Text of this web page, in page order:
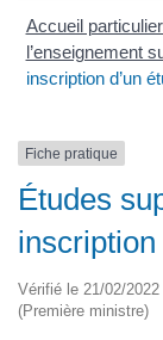
Accueil
l’enseignement
inscription d’un
Fiche pratique
Études
inscription
Vérifié le 21/02/
(Première ministre)